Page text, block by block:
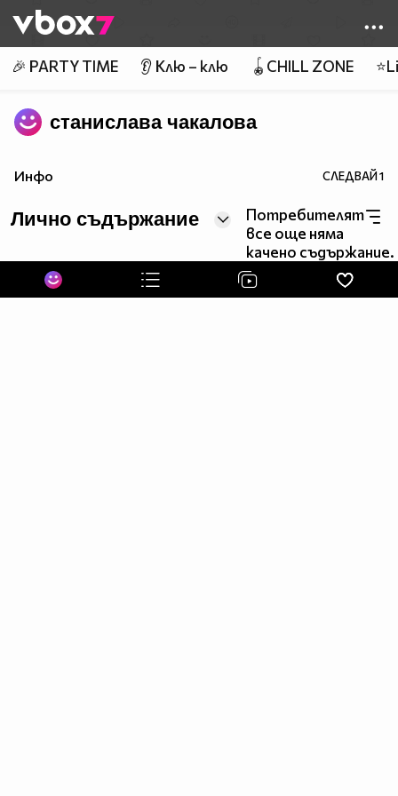
👾
🎉 PARTY TIME 👂 Клю – клю 🪀CHILL ZONE
станислава чакалова
Инфо СЛЕДВАЙ1
Лично съдържание
Потребителят
все още няма
качено съдържание.